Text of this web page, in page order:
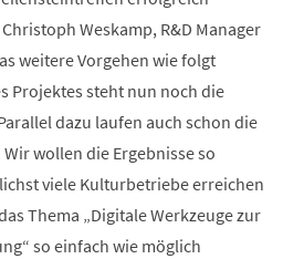
Weskamp, R&D Manager
weitere Vorgehen wie folgt
Projektes steht nun noch die
dazu laufen auch schon die
wollen die Ergebnisse so
viele Kulturbetriebe erreichen
Thema „Digitale Werkzeuge zur
so einfach wie möglich